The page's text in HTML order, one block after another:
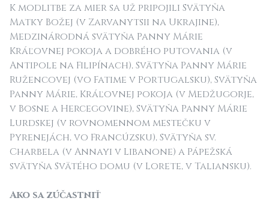
K modlitbe za mier sa už pripojili Svätyňa
Matky Božej (v Zarvanytsii na Ukrajine),
Medzinárodná svätyňa Panny Márie
Kráľovnej pokoja a dobrého putovania (v
Antipole na Filipínach), Svätyňa Panny Márie
Ružencovej (vo Fatime v Portugalsku), Svätyňa
Panny Márie, Kráľovnej pokoja (v Medžugorje,
v Bosne a Hercegovine), Svätyňa Panny Márie
Lurdskej (v rovnomennom mestečku v
Pyrenejách, vo Francúzsku), Svätyňa sv.
Charbela (v Annayi v Libanone) a Pápežská
svätyňa Svätého domu (v Lorete, v Taliansku).
Ako sa zúčastniť